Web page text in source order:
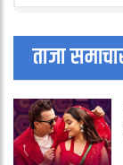
ताजा